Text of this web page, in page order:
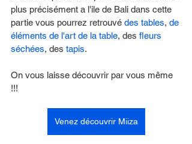
plus précisément a l'ile de Bali dans cette
partie vous pourrez retrouvé des tables, de
éléments de l'art de la table, des fleurs
séchées, des tapis.
On vous laisse découvrir par vous même
!!!
Venez découvrir Miiza